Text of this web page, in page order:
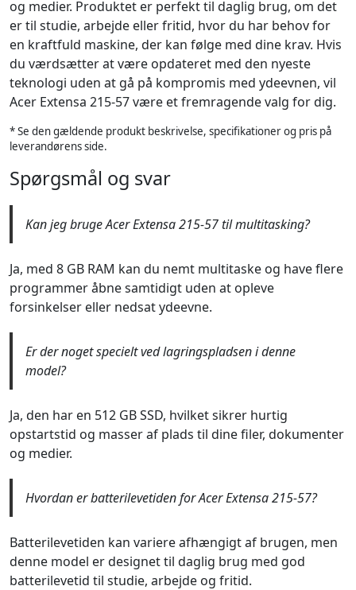
og medier. Produktet er perfekt til daglig brug, om det
er til studie, arbejde eller fritid, hvor du har behov for
en kraftfuld maskine, der kan følge med dine krav. Hvis
du værdsætter at være opdateret med den nyeste
teknologi uden at gå på kompromis med ydeevnen, vil
Acer Extensa 215-57 være et fremragende valg for dig.
* Se den gældende produkt beskrivelse, specifikationer og pris på
leverandørens side.
Spørgsmål og svar
Kan jeg bruge Acer Extensa 215-57 til multitasking?
Ja, med 8 GB RAM kan du nemt multitaske og have flere
programmer åbne samtidigt uden at opleve
forsinkelser eller nedsat ydeevne.
Er der noget specielt ved lagringspladsen i denne
model?
Ja, den har en 512 GB SSD, hvilket sikrer hurtig
opstartstid og masser af plads til dine filer, dokumenter
og medier.
Hvordan er batterilevetiden for Acer Extensa 215-57?
Batterilevetiden kan variere afhængigt af brugen, men
denne model er designet til daglig brug med god
batterilevetid til studie, arbejde og fritid.